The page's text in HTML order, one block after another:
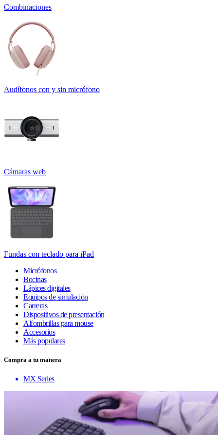
Combinaciones
Audífonos con y sin micrófono
Cámaras web
Fundas con teclado para iPad
Micrófonos
Bocinas
Lápices digitales
Equipos de simulación
Carreras
Dispositivos de presentación
Alfombrillas para mouse
Accesorios
Más populares
Compra a tu manera
MX Series